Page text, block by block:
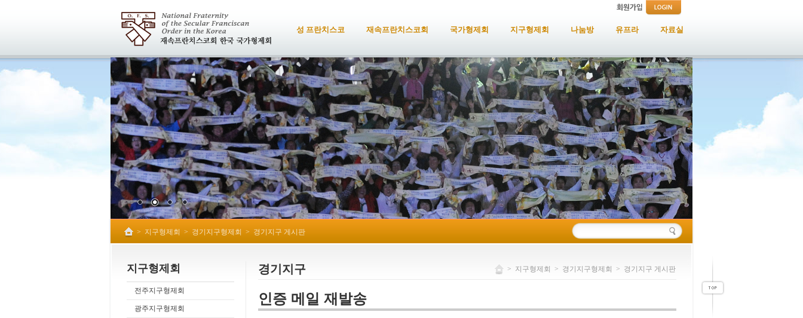
성 프란치스코 재속프란치스코회 국가형제회 지구형제회 나눔방 유프라 자료실
> 지구형제회 > 경기지구형제회 > 경기지구 게시판
경기지구 > 지구형제회 > 경기지구형제회 > 경기지구 게시판
인증 메일 재발송
지구형제회
전주지구형제회
광주지구형제회